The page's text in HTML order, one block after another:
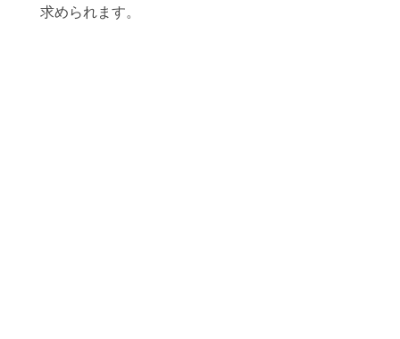
求められます。